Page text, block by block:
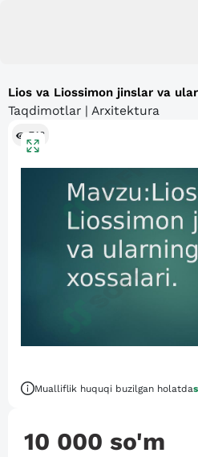
Lios va Liossimon jinslar va
Taqdimotlar | Arxitektura
748
Mualliflik huquqi buzilgan holatda
10 000 so'm